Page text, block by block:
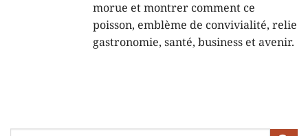
morue et montrer comment ce
poisson, emblème de convivialité, relie
gastronomie, santé, business et avenir.